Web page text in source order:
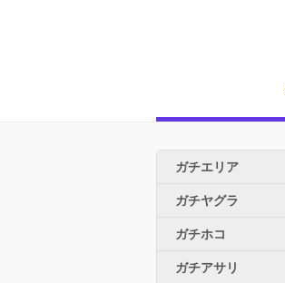
ガチエリア
ガチヤグラ
ガチホコ
ガチアサリ